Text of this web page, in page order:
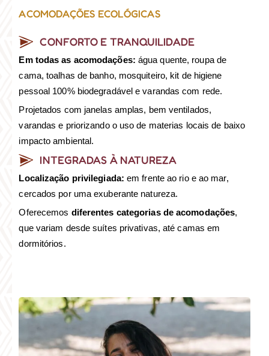
ACOMODAÇÕES ECOLÓGICAS
CONFORTO E TRANQUILIDADE
Em todas as acomodações: água quente, roupa de
cama, toalhas de banho, mosquiteiro, kit de higiene
pessoal 100% biodegradável e varandas com rede.
Projetados com janelas amplas, bem ventilados,
varandas e priorizando o uso de materias locais de baixo
impacto ambiental.
INTEGRADAS À NATUREZA
Localização privilegiada: em frente ao rio e ao mar,
cercados por uma exuberante natureza.
Oferecemos diferentes categorias de acomodações,
que variam desde suítes privativas, até camas em
dormitórios.